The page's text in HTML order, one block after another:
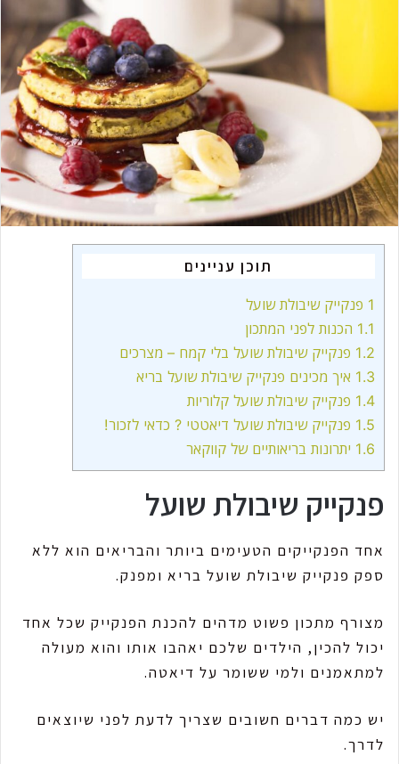
d
a
e
תוכן עניינים
1 פנקייק שיבולת שועל
1.1 הכנות לפני המתכון
1.2 פנקייק שיבולת שועל בלי קמח – מצרכים
1.3 איך מכינים פנקייק שיבולת שועל בריא
1.4 פנקייק שיבולת שועל קלוריות
1.5 פנקייק שיבולת שועל דיאטטי ? כדאי לזכור!
1.6 יתרונות בריאותיים של קווקאר
פנקייק שיבולת שועל
אחד הפנקייקים הטעימים ביותר והבריאים הוא ללא
ספק פנקייק שיבולת שועל בריא ומפנק.
מצורף מתכון פשוט מדהים להכנת הפנקייק שכל אחד
יכול להכין, הילדים שלכם יאהבו אותו והוא מעולה
למתאמנים ולמי ששומר על דיאטה.
יש כמה דברים חשובים שצריך לדעת לפני שיוצאים
לדרך.